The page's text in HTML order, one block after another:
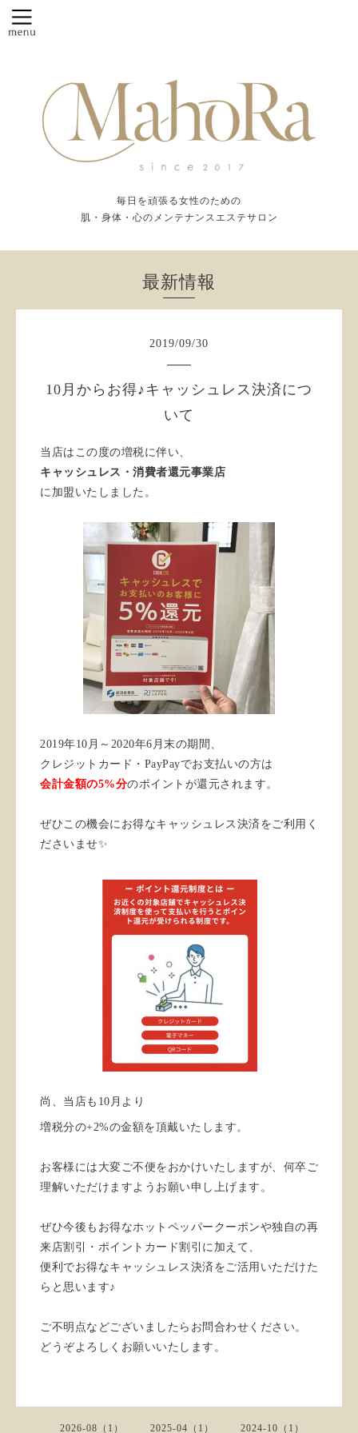
毎日を頑張る女性のための
肌・身体・心のメンテナンスエステサロン
最新情報
2019/09/30
10月からお得♪キャッシュレス決済につ
いて
当店はこの度の増税に伴い、
キャッシュレス・消費者還元事業店
に加盟いたしました。
2019年10月～2020年6月末の期間、
クレジットカード・PayPayでお支払いの方は
会計金額の5%分のポイントが還元されます。
ぜひこの機会にお得なキャッシュレス決済をご利用く
ださいませ✨
尚、当店も10月より
増税分の+2%の金額を頂戴いたします。
お客様には大変ご不便をおかけいたしますが、何卒ご
理解いただけますようお願い申し上げます。
ぜひ今後もお得なホットペッパークーポンや独自の再
来店割引・ポイントカード割引に加えて、
便利でお得なキャッシュレス決済をご活用いただけた
らと思います♪
ご不明点などございましたらお問合わせください。
どうぞよろしくお願いいたします。
2026-08（1） 2025-04（1） 2024-10（1）